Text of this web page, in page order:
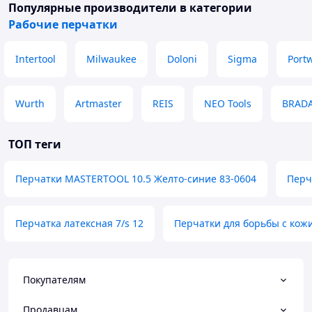
Популярные производители в категории
Рабочие перчатки
Intertool Milwaukee Doloni Sigma
Wurth Artmaster REIS NEO Tools
ТОП теги
Перчатки MASTERTOOL 10.5 Желто-синие 83-0604
Перчатка латексная 7/s 12 Перчатки для борьбы с
Покупателям
Продавцам